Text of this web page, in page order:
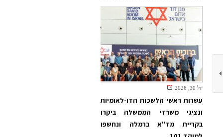
יול 30, 2026
עשרות ראשי הלשכות הדו-לאומיות
ונציגי משרדי הממשלה ביקרו
בקריית מד"א ברמלה ונחשפו